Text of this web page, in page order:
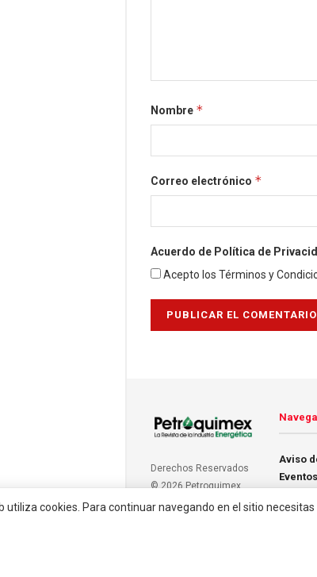
Nombre *
Correo electrónico *
Acuerdo de Política de
Acepto los Términos y
Derechos Reservados
© 2026 Petroquimex.
Aviso
utiliza cookies. Para continuar navegando en el sitio